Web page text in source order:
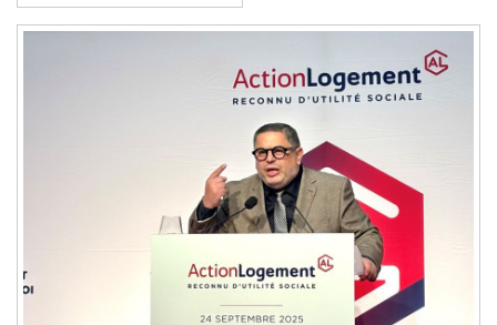
septembre 2026